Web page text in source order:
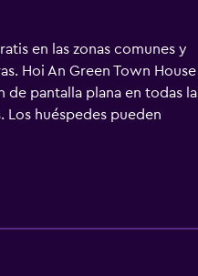
en las zonas comunes y
Hoi An Green Town House
pantalla plana en todas
Los huéspedes pueden
Se pueden practicar las
que se aplique un